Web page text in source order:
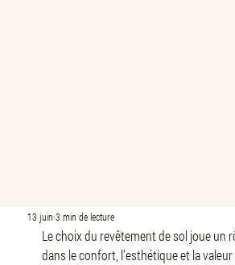
13 juin3 min de lecture
Le choix du revêtement de sol joue un
dans le confort, l’esthétique et la